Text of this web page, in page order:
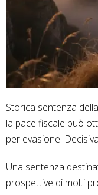
Storica sentenza
la pace fiscale può
per evasione.
Una sentenza
prospettive di molti